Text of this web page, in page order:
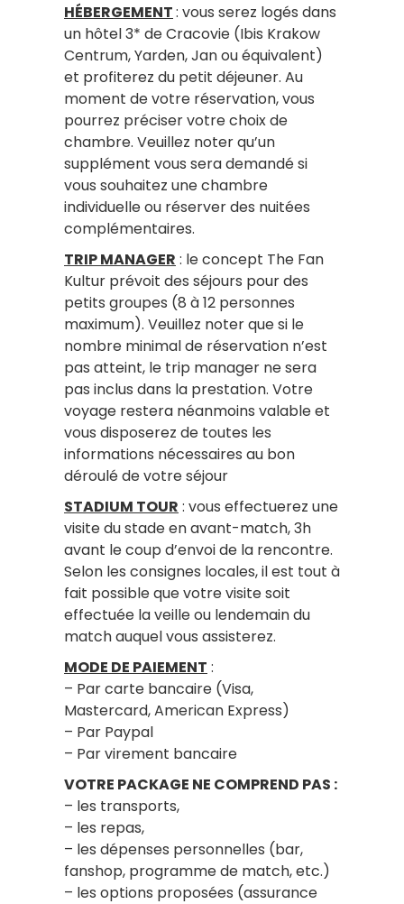
HÉBERGEMENT: vous serez logés dans
un hôtel 3* de Cracovie (Ibis Krakow
Centrum, Yarden, Jan ou équivalent)
et profiterez du petit déjeuner. Au
moment de votre réservation, vous
pourrez préciser votre choix de
chambre. Veuillez noter qu’un
supplément vous sera demandé si
vous souhaitez une chambre
individuelle ou réserver des nuitées
complémentaires.
TRIP MANAGER : le concept The Fan
Kultur prévoit des séjours pour des
petits groupes (8 à 12 personnes
maximum). Veuillez noter que si le
nombre minimal de réservation n’est
pas atteint, le trip manager ne sera
pas inclus dans la prestation. Votre
voyage restera néanmoins valable et
vous disposerez de toutes les
informations nécessaires au bon
déroulé de votre séjour
STADIUM TOUR : vous effectuerez une
visite du stade en avant-match, 3h
avant le coup d’envoi de la rencontre.
Selon les consignes locales, il est tout à
fait possible que votre visite soit
effectuée la veille ou lendemain du
match auquel vous assisterez.
MODE DE PAIEMENT :
– Par carte bancaire (Visa,
Mastercard, American Express)
– Par Paypal
– Par virement bancaire
VOTRE PACKAGE NE COMPREND PAS :
– les transports,
– les repas,
– les dépenses personnelles (bar,
fanshop, programme de match, etc.)
– les options proposées (assurance